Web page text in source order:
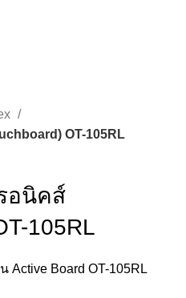
OT-105RL
อนิคส์
105RL
Active Board OT-105RL